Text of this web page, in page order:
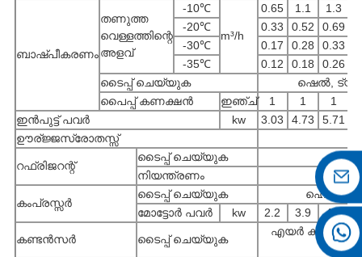
ബാഷ്പീകരണം
തണുത്ത
വെള്ളത്തിന്റെ
അളവ്
-10℃
m³/h
0.65 1.1 1.3
-20℃
0.33 0.52 0.69
-30℃
0.17 0.28 0.33
-35℃
0.12 0.18 0.26
ടൈപ്പ് ചെയ്യുക
ഷെൽ,
പൈപ്പ് കണക്ഷൻ
ഇഞ്ച് 1 1 1
ഇൻപുട്ട് പവർ
kw 3.03 4.73 5.71
ഊര്ജ്ജസ്രോതസ്സ്
റഫ്രിജറന്റ്
ടൈപ്പ് ചെയ്യുക
നിയന്ത്രണം
കംപ്രസ്സർ
ടൈപ്പ് ചെയ്യുക
മോട്ടോർ പവർ
kw 2.2 3.9 4.8
കണ്ടൻസർ ടൈപ്പ് ചെയ്യുക
എയർ കൂൾഡ്